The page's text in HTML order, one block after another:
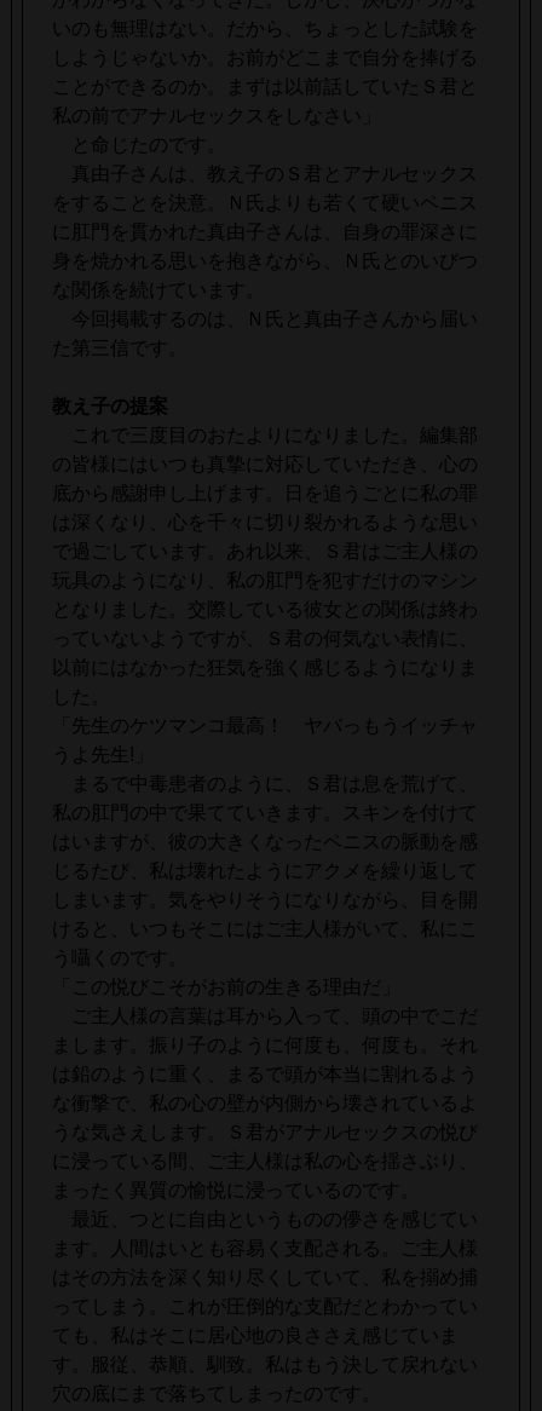
いのも無理はない。だから、ちょっとした試験を
しようじゃないか。お前がどこまで自分を捧げる
ことができるのか。まずは以前話していたＳ君と
私の前でアナルセックスをしなさい」
と命じたのです。
真由子さんは、教え子のＳ君とアナルセックス
をすることを決意。Ｎ氏よりも若くて硬いペニス
に肛門を貫かれた真由子さんは、自身の罪深さに
身を焼かれる思いを抱きながら、Ｎ氏とのいびつ
な関係を続けています。
今回掲載するのは、Ｎ氏と真由子さんから届い
た第三信です。
教え子の提案
これで三度目のおたよりになりました。編集部
の皆様にはいつも真摯に対応していただき、心の
底から感謝申し上げます。日を追うごとに私の罪
は深くなり、心を千々に切り裂かれるような思い
で過ごしています。あれ以来、Ｓ君はご主人様の
玩具のようになり、私の肛門を犯すだけのマシン
となりました。交際している彼女との関係は終わ
っていないようですが、Ｓ君の何気ない表情に、
以前にはなかった狂気を強く感じるようになりま
した。
「先生のケツマンコ最高！ ヤバっもうイッチャ
うよ先生!」
まるで中毒患者のように、Ｓ君は息を荒げて、
私の肛門の中で果てていきます。スキンを付けて
はいますが、彼の大きくなったペニスの脈動を感
じるたび、私は壊れたようにアクメを繰り返して
しまいます。気をやりそうになりながら、目を開
けると、いつもそこにはご主人様がいて、私にこ
う囁くのです。
「この悦びこそがお前の生きる理由だ」
ご主人様の言葉は耳から入って、頭の中でこだ
まします。振り子のように何度も、何度も。それ
は鉛のように重く、まるで頭が本当に割れるよう
な衝撃で、私の心の壁が内側から壊されているよ
うな気さえします。Ｓ君がアナルセックスの悦び
に浸っている間、ご主人様は私の心を揺さぶり、
まったく異質の愉悦に浸っているのです。
最近、つとに自由というものの儚さを感じてい
ます。人間はいとも容易く支配される。ご主人様
はその方法を深く知り尽くしていて、私を搦め捕
ってしまう。これが圧倒的な支配だとわかってい
ても、私はそこに居心地の良ささえ感じていま
す。服従、恭順、馴致。私はもう決して戻れない
穴の底にまで落ちてしまったのです。